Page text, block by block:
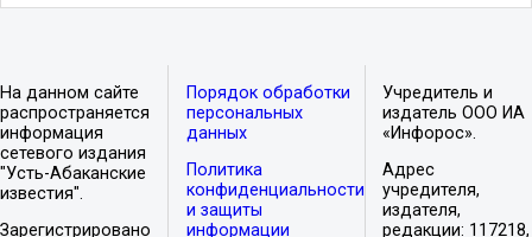
На данном сайте
распространяется
информация
сетевого издания
"Усть-Абаканские
известия".
Зарегистрировано
Порядок обработки
персональных
данных
Политика
конфиденциальности
и защиты
информации
Учредитель и
издатель ООО ИА
«Инфорос».
Адрес
учредителя,
издателя,
редакции: 117218,